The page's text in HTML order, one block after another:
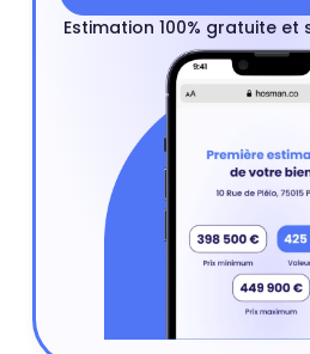
Estimation 100% gratuite